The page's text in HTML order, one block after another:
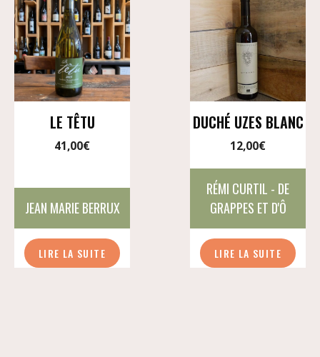
LE TÊTU
41,00€
JEAN MARIE BERRUX
LIRE LA SUITE
DUCHÉ UZES BLANC
12,00€
RÉMI CURTIL - DE
GRAPPES ET D'Ô
LIRE LA SUITE